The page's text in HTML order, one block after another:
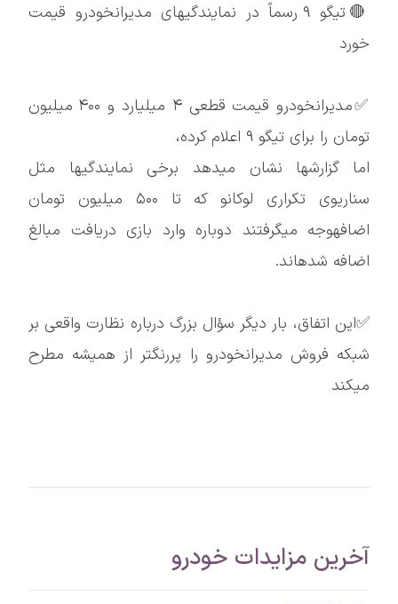
🔴تیگو ۹ رسماً در نمایندگیهای مدیرانخودرو قیمت
خورد
✅مدیرانخودرو قیمت قطعی ۴ میلیارد و ۴۰۰ میلیون
تومان را برای تیگو ۹ اعلام کرده،
اما گزارشها نشان میدهد برخی نمایندگیها مثل
سناریوی تکراری لوکانو که تا ۵۰۰ میلیون تومان
اضافهوجه میگرفتند دوباره وارد بازی دریافت مبالغ
اضافه شدهاند.
✅این اتفاق، بار دیگر سؤال بزرگ درباره نظارت واقعی بر
شبکه فروش مدیرانخودرو را پررنگتر از همیشه مطرح
میکند
آخرین مزایدات خودرو